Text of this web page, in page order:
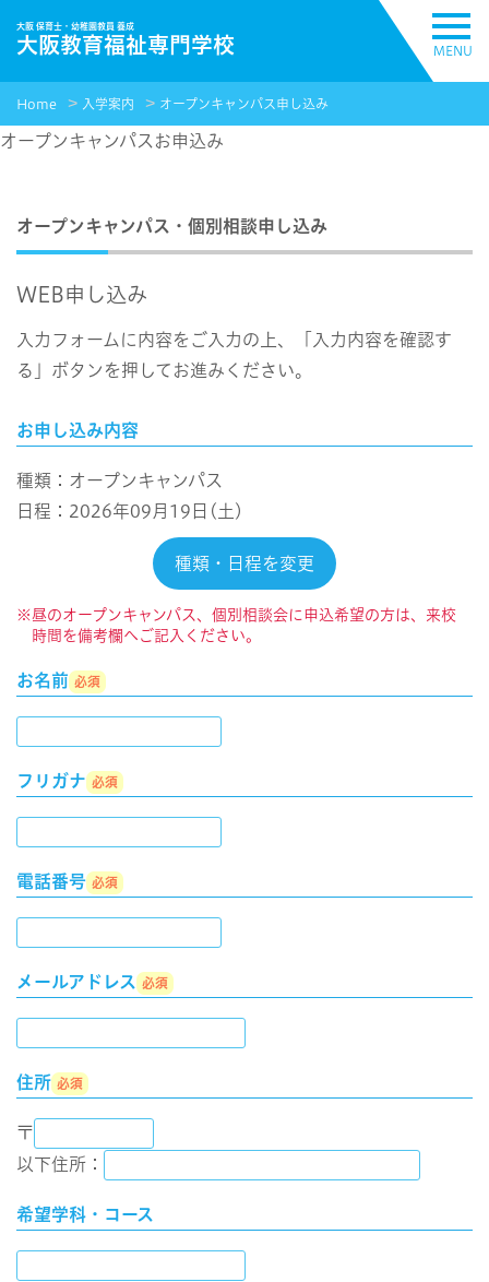
MENU
大阪 保育士・幼稚園教員 養成
大阪教育福祉専門学校
Home 入学案内 オープンキャンパス申し込み
オープンキャンパスお申込み
オープンキャンパス・個別相談申し込み
WEB申し込み
入力フォームに内容をご入力の上、「入力内容を確認す
る」ボタンを押してお進みください。
お申し込み内容
種類：オープンキャンパス
日程：2026年09月19日(土)
種類・日程を変更
※昼のオープンキャンパス、個別相談会に申込希望の方は、来校
時間を備考欄へご記入ください。
お名前 必須
フリガナ 必須
電話番号 必須
メールアドレス 必須
住所 必須
〒
以下住所：
希望学科・コース